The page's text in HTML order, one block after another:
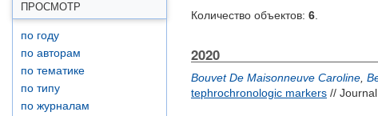
ПРОСМОТР
по году
по авторам
по тематике
по типу
по журналам
Количество объектов: 6
2020
Bouvet De Maisonneuve Caroline
tephrochronologic markers //